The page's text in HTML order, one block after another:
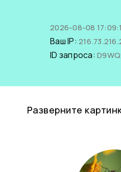
2026-08-08
Ваш IP:
ID запроса:
Разверните